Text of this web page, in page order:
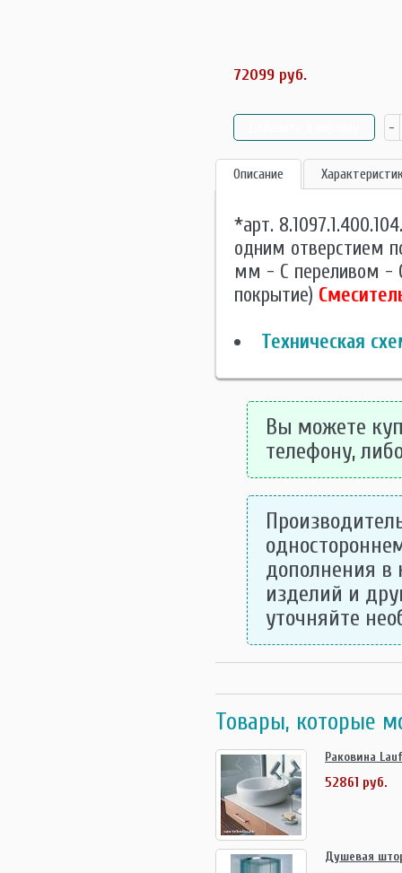
72099 руб.
Описание
*арт.
одним отверстием
мм - С переливом -
покрытие)
Техническая
Вы можете
телефону,
дополнения
изделий и
уточняйте
Товары, которые
Раковина
52861 руб.
Душевая